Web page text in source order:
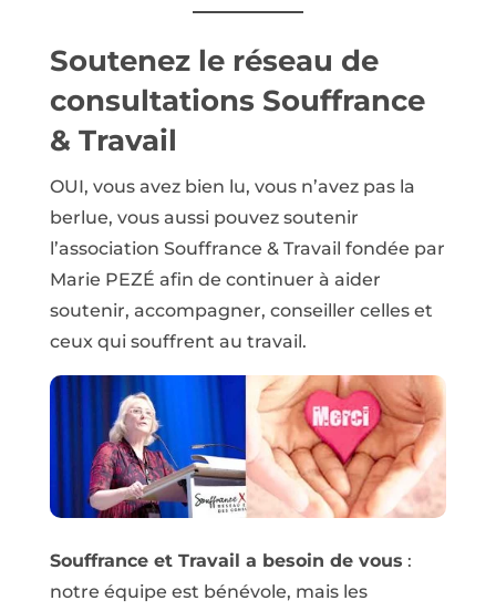
Soutenez le réseau de
consultations Souffrance
& Travail
OUI, vous avez bien lu, vous n’avez pas la
berlue, vous aussi pouvez soutenir
l’association Souffrance & Travail fondée par
Marie PEZÉ afin de continuer à aider
soutenir, accompagner, conseiller celles et
ceux qui souffrent au travail.
Souffrance et Travail a besoin de vous :
notre équipe est bénévole, mais les